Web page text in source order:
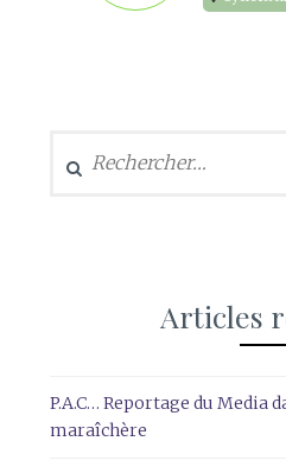
Articles
P.A.C… Reportage du Media
maraîchère